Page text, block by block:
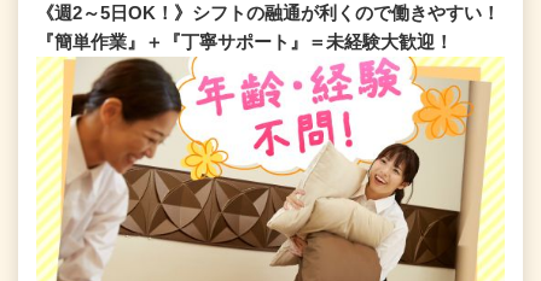
《週2～5日OK！》シフトの融通が利くので働きやすい！
『簡単作業』＋『丁寧サポート』＝未経験大歓迎！